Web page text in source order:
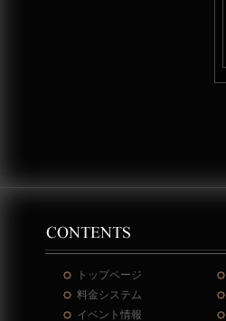
トップページ
料金システム
イベント情報